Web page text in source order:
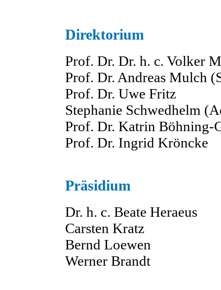
Direktorium
Prof. Dr. Dr. h. c. Volker
Prof. Dr. Andreas Mulch
Prof. Dr. Uwe Fritz
Stephanie Schwedhelm
Prof. Dr. Katrin Böhning-
Prof. Dr. Ingrid Kröncke
Präsidium
Dr. h. c. Beate Heraeus
Carsten Kratz
Bernd Loewen
Werner Brandt